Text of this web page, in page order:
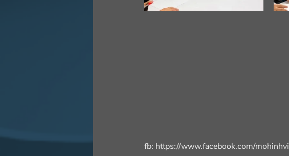
fb: https://www.facebook.com/